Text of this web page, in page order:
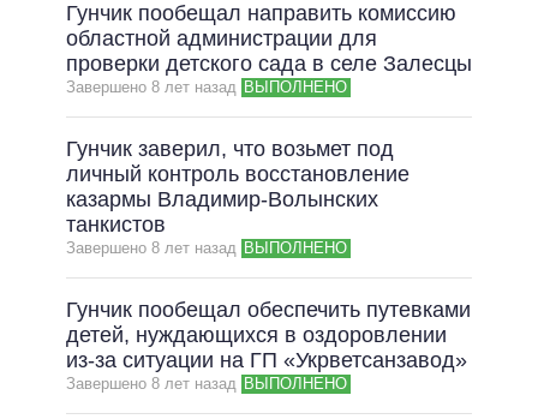
Гунчик пообещал направить комиссию
областной администрации для
проверки детского сада в селе Залесцы
Завершено 8 лет назад ВЫПОЛНЕНО
Гунчик заверил, что возьмет под
личный контроль восстановление
казармы Владимир-Волынских
танкистов
Завершено 8 лет назад ВЫПОЛНЕНО
Гунчик пообещал обеспечить путевками
детей, нуждающихся в оздоровлении
из-за ситуации на ГП «Укрветсанзавод»
Завершено 8 лет назад ВЫПОЛНЕНО